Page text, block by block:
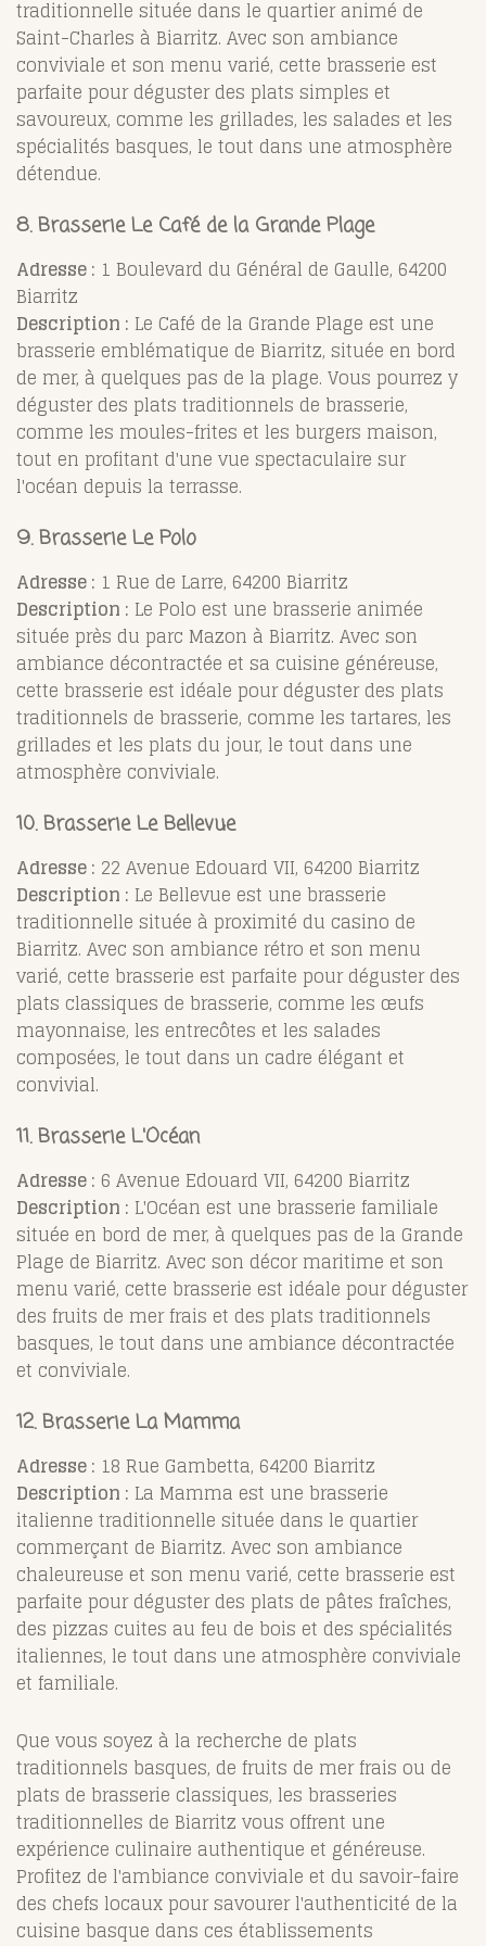
traditionnelle située dans le quartier animé de
Saint-Charles à Biarritz. Avec son ambiance
conviviale et son menu varié, cette brasserie est
parfaite pour déguster des plats simples et
savoureux, comme les grillades, les salades et les
spécialités basques, le tout dans une atmosphère
détendue.
8. Brasserie Le Café de la Grande Plage
Adresse : 1 Boulevard du Général de Gaulle, 64200
Biarritz
Description : Le Café de la Grande Plage est une
brasserie emblématique de Biarritz, située en bord
de mer, à quelques pas de la plage. Vous pourrez y
déguster des plats traditionnels de brasserie,
comme les moules-frites et les burgers maison,
tout en profitant d'une vue spectaculaire sur
l'océan depuis la terrasse.
9. Brasserie Le Polo
Adresse : 1 Rue de Larre, 64200 Biarritz
Description : Le Polo est une brasserie animée
située près du parc Mazon à Biarritz. Avec son
ambiance décontractée et sa cuisine généreuse,
cette brasserie est idéale pour déguster des plats
traditionnels de brasserie, comme les tartares, les
grillades et les plats du jour, le tout dans une
atmosphère conviviale.
10. Brasserie Le Bellevue
Adresse : 22 Avenue Edouard VII, 64200 Biarritz
Description : Le Bellevue est une brasserie
traditionnelle située à proximité du casino de
Biarritz. Avec son ambiance rétro et son menu
varié, cette brasserie est parfaite pour déguster des
plats classiques de brasserie, comme les œufs
mayonnaise, les entrecôtes et les salades
composées, le tout dans un cadre élégant et
convivial.
11. Brasserie L'Océan
Adresse : 6 Avenue Edouard VII, 64200 Biarritz
Description : L'Océan est une brasserie familiale
située en bord de mer, à quelques pas de la Grande
Plage de Biarritz. Avec son décor maritime et son
menu varié, cette brasserie est idéale pour déguster
des fruits de mer frais et des plats traditionnels
basques, le tout dans une ambiance décontractée
et conviviale.
12. Brasserie La Mamma
Adresse : 18 Rue Gambetta, 64200 Biarritz
Description : La Mamma est une brasserie
italienne traditionnelle située dans le quartier
commerçant de Biarritz. Avec son ambiance
chaleureuse et son menu varié, cette brasserie est
parfaite pour déguster des plats de pâtes fraîches,
des pizzas cuites au feu de bois et des spécialités
italiennes, le tout dans une atmosphère conviviale
et familiale.
Que vous soyez à la recherche de plats
traditionnels basques, de fruits de mer frais ou de
plats de brasserie classiques, les brasseries
traditionnelles de Biarritz vous offrent une
expérience culinaire authentique et généreuse.
Profitez de l'ambiance conviviale et du savoir-faire
des chefs locaux pour savourer l'authenticité de la
cuisine basque dans ces établissements